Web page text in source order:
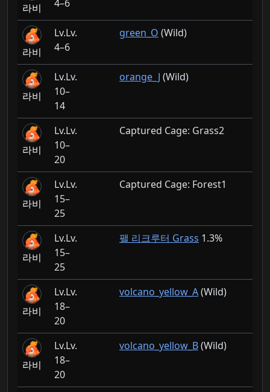
라비
4–6
라비
Lv.
4–6
green_O (Wild)
라비
Lv.
10–
14
orange_J (Wild)
라비
Lv.
10–
20
Captured Cage: Grass2
라비
Lv.
15–
25
Captured Cage: Forest1
라비
Lv.
15–
25
팰 리크루터 Grass 1.3%
라비
Lv.
18–
20
volcano_yellow_A(Wild)
라비
Lv.
18–
20
volcano_yellow_B(Wild)